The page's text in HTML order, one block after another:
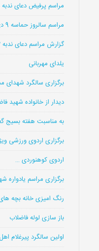
مراسم پرفیض دعای
مراسم سالروز حماسه 9 دی
گزارش مراسم دعای ندبه 12 اذر
یلدای مهربانی
برگزاری سالگرد شهدای مسجد
دیدار از خانواده شهید
به مناسبت هفته بسیج
برگزاری اردوی ورزشی
اردوی کوهنوردی …
برگزاری مراسم
رنگ امیزی خانه بچه
باز سازی لوله فاضلاب
اولین سالگرد پیرغلام